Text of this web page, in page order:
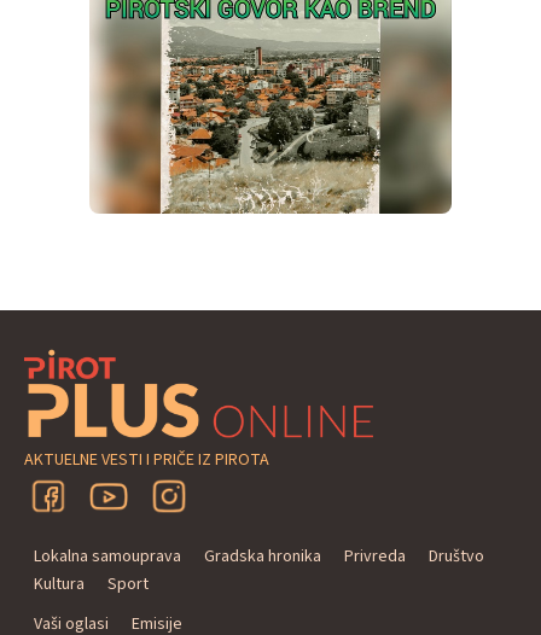
AKTUELNE VESTI I PRIČE IZ PIROTA
Lokalna samouprava Gradska hronika Privreda
Društvo
Kultura
Sport
Vaši oglasi
Emisije